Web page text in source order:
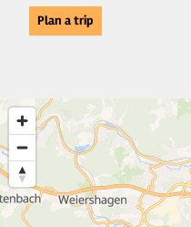
Plan a trip
7